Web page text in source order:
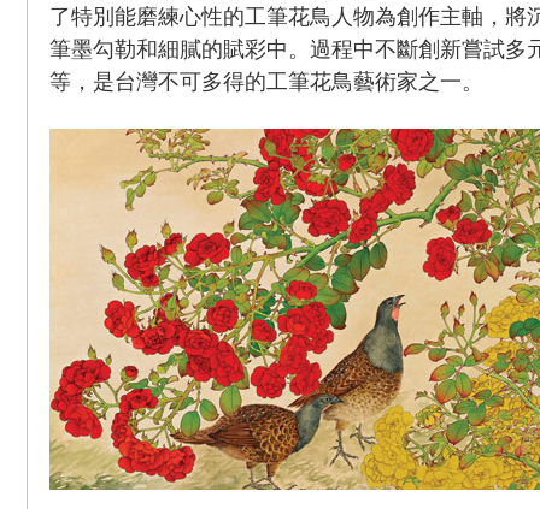
了特別能磨練心性的工筆花鳥人物為創作主軸，將
筆墨勾勒和細膩的賦彩中。過程中不斷創新嘗試多
等，是台灣不可多得的工筆花鳥藝術家之一。